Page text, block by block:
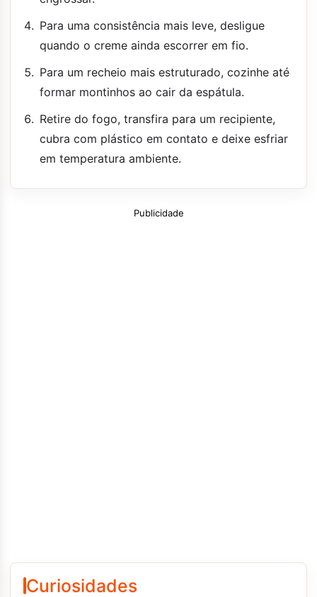
Para uma consistência mais leve, desligue
quando o creme ainda escorrer em fio.
Para um recheio mais estruturado, cozinhe até
formar montinhos ao cair da espátula.
Retire do fogo, transfira para um recipiente,
cubra com plástico em contato e deixe esfriar
em temperatura ambiente.
Publicidade
Curiosidades